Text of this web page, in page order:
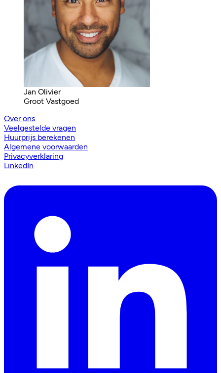
Jan Olivier
Groot Vastgoed
Over ons
Veelgestelde vragen
Huurprijs berekenen
Algemene voorwaarden
Privacyverklaring
LinkedIn